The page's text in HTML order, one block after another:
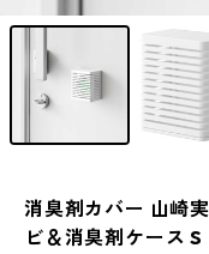
消臭剤カバー 山崎
ビ＆消臭剤ケース S